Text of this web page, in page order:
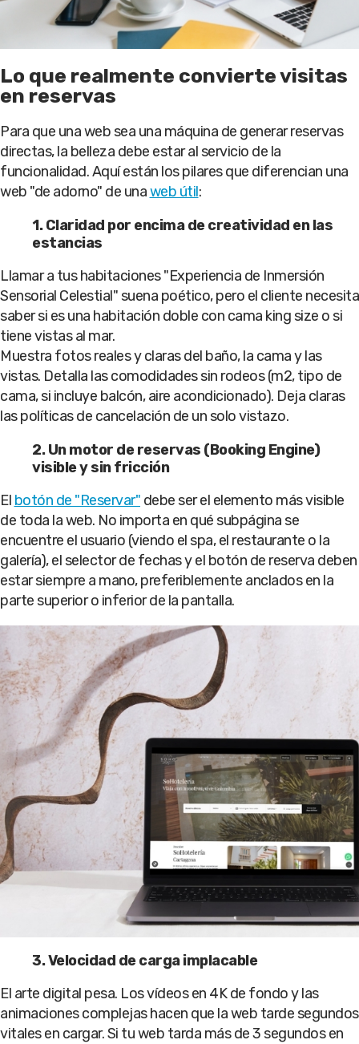
Lo que realmente convierte visitas
en reservas
Para que una web sea una máquina de generar reservas
directas, la belleza debe estar al servicio de la
funcionalidad. Aquí están los pilares que diferencian una
web "de adorno" de unaweb útil:
1. Claridad por encima de creatividad en las
estancias
Llamar a tus habitaciones "Experiencia de Inmersión
Sensorial Celestial" suena poético, pero el cliente necesita
saber si es una habitación doble con cama king size o si
tiene vistas al mar.
Muestra fotos reales y claras del baño, la cama y las
vistas. Detalla las comodidades sin rodeos (m2, tipo de
cama, si incluye balcón, aire acondicionado). Deja claras
las políticas de cancelación de un solo vistazo.
2. Un motor de reservas (Booking Engine)
visible y sin fricción
El botón de "Reservar" debe ser el elemento más visible
de toda la web. No importa en qué subpágina se
encuentre el usuario (viendo el spa, el restaurante o la
galería), el selector de fechas y el botón de reserva deben
estar siempre a mano, preferiblemente anclados en la
parte superior o inferior de la pantalla.
3. Velocidad de carga implacable
El arte digital pesa. Los vídeos en 4K de fondo y las
animaciones complejas hacen que la web tarde segundos
vitales en cargar. Si tu web tarda más de 3 segundos en